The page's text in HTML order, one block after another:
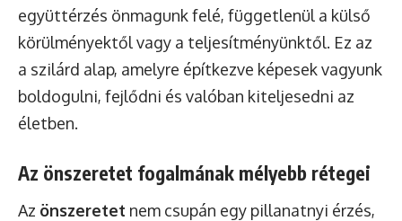
együttérzés önmagunk felé, függetlenül a külső
körülményektől vagy a teljesítményünktől. Ez az
a szilárd alap, amelyre építkezve képesek vagyunk
boldogulni, fejlődni és valóban kiteljesedni az
életben.
Az önszeretet fogalmának mélyebb rétegei
Az önszeretet nem csupán egy pillanatnyi érzés,